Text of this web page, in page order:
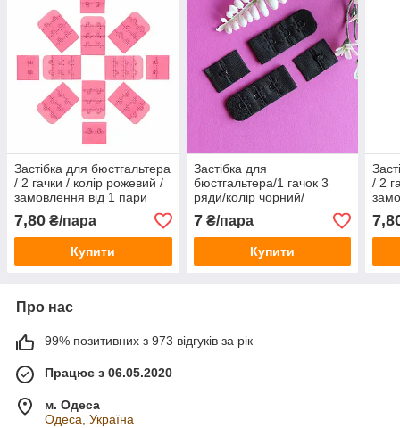
Застібка для бюстгальтера
/ 2 гачки / колір рожевий /
замовлення від 1 пари
7,80 ₴/пара
Купити
Застібка для
бюстгальтера/1 гачок 3
ряди/колір чорний/
замовлення від 1 пари
7₴/пара
Купити
/ 2
Про нас
99% позитивних з 973 відгуків за рік
Працює з 06.05.2020
м. Одеса
Одеса, Україна